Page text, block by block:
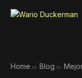
Home Blog